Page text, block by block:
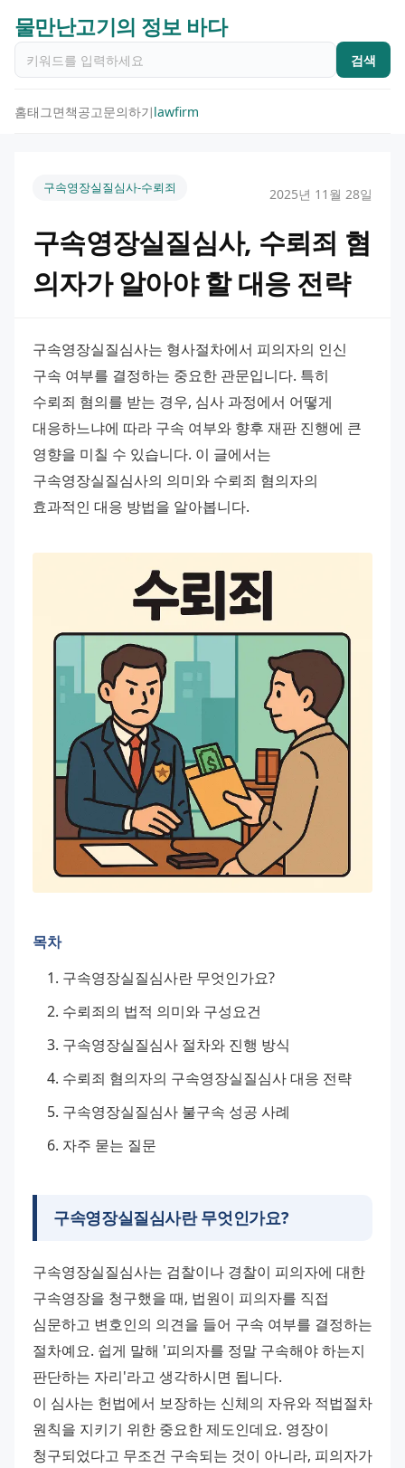
물만난고기의 정보 바다
검색
홈태그면책공고문의하기lawfirm
구속영장실질심사-수뢰죄 2025년 11월 28일
구속영장실질심사, 수뢰죄 혐
의자가 알아야 할 대응 전략
구속영장실질심사는 형사절차에서 피의자의 인신
구속 여부를 결정하는 중요한 관문입니다. 특히
수뢰죄 혐의를 받는 경우, 심사 과정에서 어떻게
대응하느냐에 따라 구속 여부와 향후 재판 진행에 큰
영향을 미칠 수 있습니다. 이 글에서는
구속영장실질심사의 의미와 수뢰죄 혐의자의
효과적인 대응 방법을 알아봅니다.
목차
구속영장실질심사란 무엇인가요?
수뢰죄의 법적 의미와 구성요건
구속영장실질심사 절차와 진행 방식
수뢰죄 혐의자의 구속영장실질심사 대응 전략
구속영장실질심사 불구속 성공 사례
자주 묻는 질문
구속영장실질심사란 무엇인가요?
구속영장실질심사는 검찰이나 경찰이 피의자에 대한
구속영장을 청구했을 때, 법원이 피의자를 직접
심문하고 변호인의 의견을 들어 구속 여부를 결정하는
절차예요. 쉽게 말해 '피의자를 정말 구속해야 하는지
판단하는 자리'라고 생각하시면 됩니다.
이 심사는 헌법에서 보장하는 신체의 자유와 적법절차
원칙을 지키기 위한 중요한 제도인데요. 영장이
청구되었다고 무조건 구속되는 것이 아니라, 피의자가